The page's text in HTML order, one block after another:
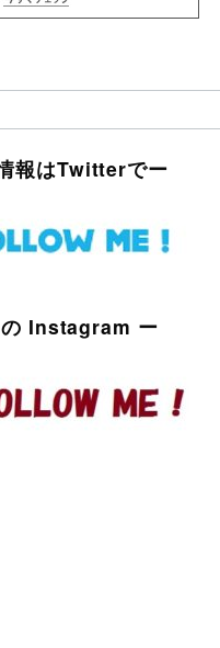
報はTwitterでー
Instagram ー